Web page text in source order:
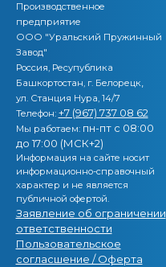
Производственное
предприятие
ООО "Уральский Пружинный
Завод"
Россия, Ресупублика
Башкортостан, г. Белорецк,
ул. Станция Нура, 14/7
Телефон: +7 (967) 737 08 62
Мы работаем: пн-пт с 08:00
до 17:00 (МСК+2)
Информация на сайте носит
информационно-справочный
характер и не является
публичной офертой.
Заявление об ограничении
ответственности
Пользовательское
согласшение / Оферта